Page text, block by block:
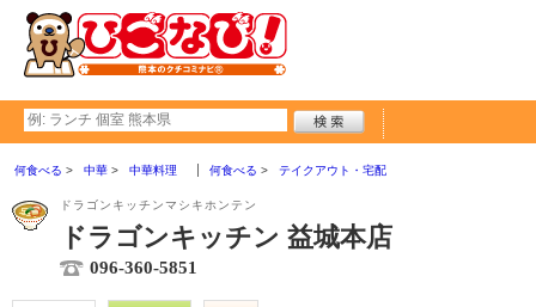
何食べる 中華 中華料理 何食べる テイクアウト・宅配
ドラゴンキッチンマシキホンテン
ドラゴンキッチン 益城本店
096-360-5851